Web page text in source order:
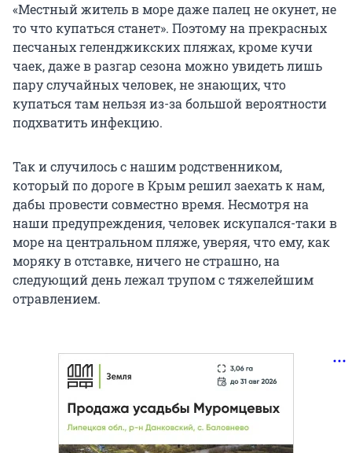
«Местный житель в море даже палец не окунет, не
то что купаться станет». Поэтому на прекрасных
песчаных геленджикских пляжах, кроме кучи
чаек, даже в разгар сезона можно увидеть лишь
пару случайных человек, не знающих, что
купаться там нельзя из-за большой вероятности
подхватить инфекцию.
Так и случилось с нашим родственником,
который по дороге в Крым решил заехать к нам,
дабы провести совместно время. Несмотря на
наши предупреждения, человек искупался-таки в
море на центральном пляже, уверяя, что ему, как
моряку в отставке, ничего не страшно, на
следующий день лежал трупом с тяжелейшим
отравлением.